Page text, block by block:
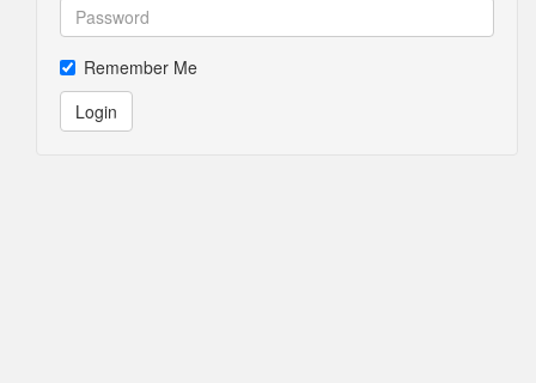
Remember Me
Login